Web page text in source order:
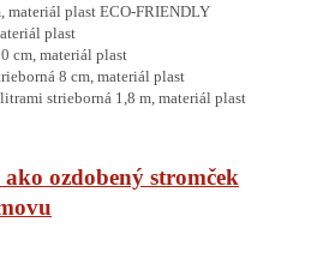
plast ECO-FRIENDLY
plast
cm, materiál plast
8 cm, materiál plast
strieborná 1,8 m, materiál plast
ozdobený stromček